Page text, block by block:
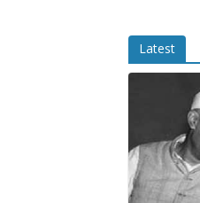
Latest